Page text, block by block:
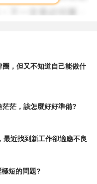
一樣的想法, 你進一步
還是他對每個人都這麼
的愛將到底祕訣是什
樣, 那就真的不是你的
跟這位主管的步調不
從升遷跟學習的角度
，但又不知道自己能做什
茫，該怎麼好好準備?
近找到新工作卻適應不良
短的問題?